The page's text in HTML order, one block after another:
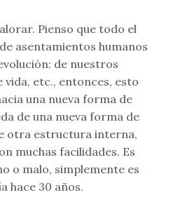
Pienso que todo el
asentamientos humanos
de nuestros
etc., entonces, esto
una nueva forma de
de una nueva forma de
otra estructura interna,
muchas facilidades. Es
o malo, simplemente es
hace 30 años.